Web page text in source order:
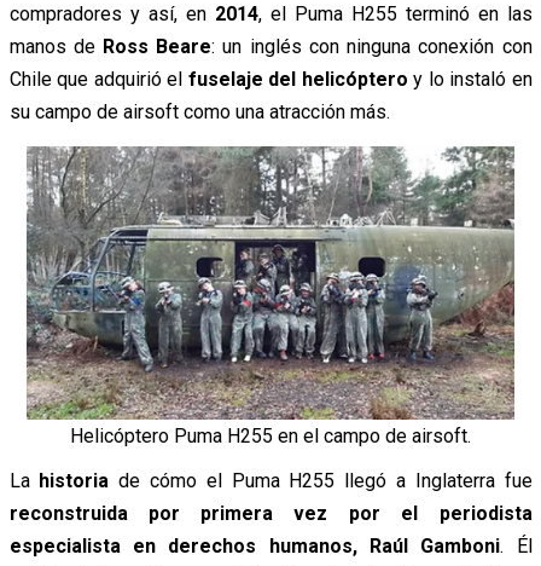
compradores y así, en2014, el Puma H255 terminó en las
manos de Ross Beare: un inglés con ninguna conexión con
Chile que adquirió el fuselaje del helicóptero y lo instaló en
su campo de airsoft como una atracción más.
Helicóptero Puma H255 en el campo de airsoft.
Lahistoria de cómo el Puma H255 llegó a Inglaterra fue
reconstruida por primera vez por el periodista
especialista en derechos humanos, Raúl Gamboni. Él